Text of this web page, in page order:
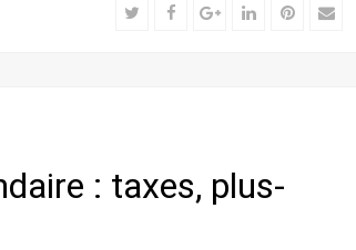
TwitterFacebookGoogle+LinkedInPinterest
: taxes, plus-